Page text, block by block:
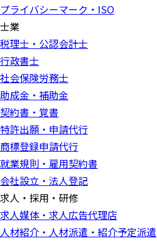
プライバシーマーク・ISO
士業
税理士・公認会計士
行政書士
社会保険労務士
助成金・補助金
契約書・覚書
特許出願・申請代行
商標登録申請代行
就業規則・雇用契約書
会社設立・法人登記
求人・採用・研修
求人媒体・求人広告代理店
人材紹介・人材派遣・紹介予定派遣